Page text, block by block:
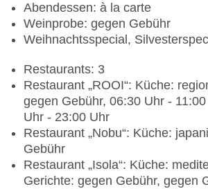
Abendessen: à la carte
Weinprobe: gegen Gebühr
Weihnachtsspecial,
Restaurants: 3
Restaurant „ROOI“: Küche:
gegen Gebühr, 06:30 Uhr -
Uhr - 23:00 Uhr
Restaurant „Nobu“: Küche:
Gebühr
Restaurant „Isola“: Küche:
Gerichte: gegen Gebühr, gegen